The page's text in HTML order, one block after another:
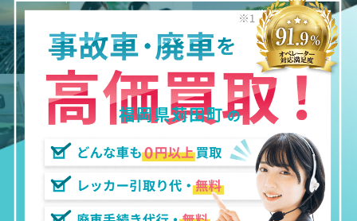
福岡県苅田町の